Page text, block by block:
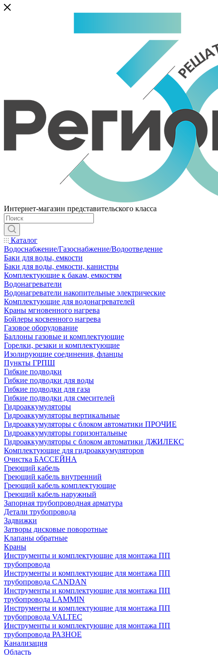
Интернет-магазин представительского класса
Каталог
Водоснабжение/Газоснабжение/Водоотведение
Баки для воды, емкости
Баки для воды, емкости, канистры
Комплектующие к бакам, емкостям
Водонагреватели
Водонагреватели накопительные электрические
Комплектующие для водонагревателей
Краны мгновенного нагрева
Бойлеры косвенного нагрева
Газовое оборудование
Баллоны газовые и комплектующие
Горелки, резаки и комплектующие
Изолирующие соединения, фланцы
Пункты ГРПШ
Гибкие подводки
Гибкие подводки для воды
Гибкие подводки для газа
Гибкие подводки для смесителей
Гидроаккумуляторы
Гидроаккумуляторы вертикальные
Гидроаккумуляторы с блоком автоматики ПРОЧИЕ
Гидроаккумуляторы горизонтальные
Гидроаккумуляторы с блоком автоматики ДЖИЛЕКС
Комплектующие для гидроаккумуляторов
Очистка БАССЕЙНА
Греющий кабель
Греющий кабель внутренний
Греющий кабель комплектующие
Греющий кабель наружный
Запорная трубопроводная арматура
Детали трубопровода
Задвижки
Затворы дисковые поворотные
Клапаны обратные
Краны
Инструменты и комплектующие для монтажа ПП
трубопровода
Инструменты и комплектующие для монтажа ПП
трубопровода CANDAN
Инструменты и комплектующие для монтажа ПП
трубопровода LAMMIN
Инструменты и комплектующие для монтажа ПП
трубопровода VALTEC
Инструменты и комплектующие для монтажа ПП
трубопровода РАЗНОЕ
Канализация
Область